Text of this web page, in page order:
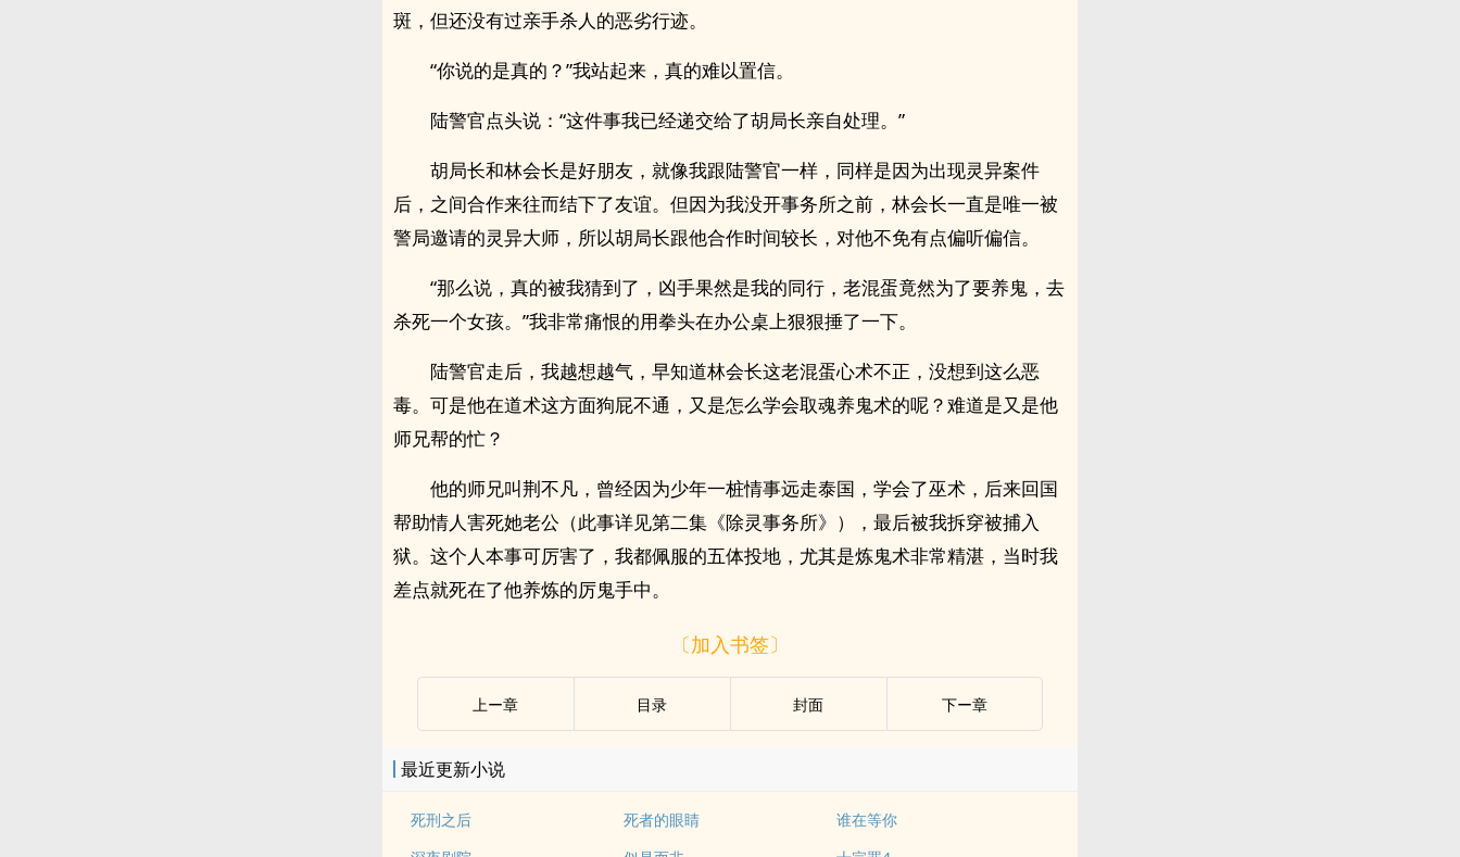
斑，但还没有过亲手杀人的恶劣行迹。
“你说的是真的？”我站起来，真的难以置信。
陆警官点头说：“这件事我已经递交给了胡局长亲自处理。”
胡局长和林会长是好朋友，就像我跟陆警官一样，同样是因为出现灵异案件
后，之间合作来往而结下了友谊。但因为我没开事务所之前，林会长一直是唯一被
警局邀请的灵异大师，所以胡局长跟他合作时间较长，对他不免有点偏听偏信。
“那么说，真的被我猜到了，凶手果然是我的同行，老混蛋竟然为了要养鬼，去
杀死一个女孩。”我非常痛恨的用拳头在办公桌上狠狠捶了一下。
陆警官走后，我越想越气，早知道林会长这老混蛋心术不正，没想到这么恶
毒。可是他在道术这方面狗屁不通，又是怎么学会取魂养鬼术的呢？难道是又是他
师兄帮的忙？
他的师兄叫荆不凡，曾经因为少年一桩情事远走泰国，学会了巫术，后来回国
帮助情人害死她老公（此事详见第二集《除灵事务所》），最后被我拆穿被捕入
狱。这个人本事可厉害了，我都佩服的五体投地，尤其是炼鬼术非常精湛，当时我
差点就死在了他养炼的厉鬼手中。
〔加入书签〕
上ー章 目录 封面 下ー章
最近更新小说
死刑之后 死者的眼睛
谁在等你